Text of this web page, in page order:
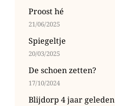
Proost hé
21/06/2025
Spiegeltje
20/03/2025
De schoen zetten?
17/10/2024
Blijdorp 4 jaar geleden